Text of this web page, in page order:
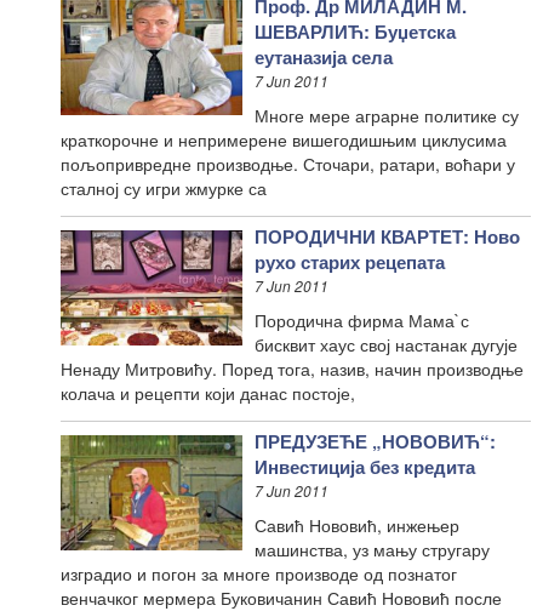
Проф. Др МИЛАДИН М.
ШЕВАРЛИЋ: Буџетска
еутаназија села
7 Jun 2011
Многе мере аграрне политике су
краткорочне и непримерене вишегодишњим циклусима
пољопривредне производње. Сточари, ратари, воћари у
сталној су игри жмурке са
ПОРОДИЧНИ КВАРТЕТ: Ново
рухо старих рецепата
7 Jun 2011
Породична фирма Мама`с
бисквит хаус свој настанак дугује
Ненаду Митровићу. Поред тога, назив, начин производње
колача и рецепти који данас постоје,
ПРЕДУЗЕЋЕ „НОВОВИЋ“:
Инвестиција без кредита
7 Jun 2011
Савић Нововић, инжењер
машинства, уз мању стругару
изградио и погон за многе производе од познатог
венчачког мермера Буковичанин Савић Нововић после